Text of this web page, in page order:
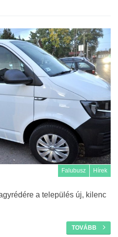
Falubusz Hírek
a település új, kilenc
TOVÁBB